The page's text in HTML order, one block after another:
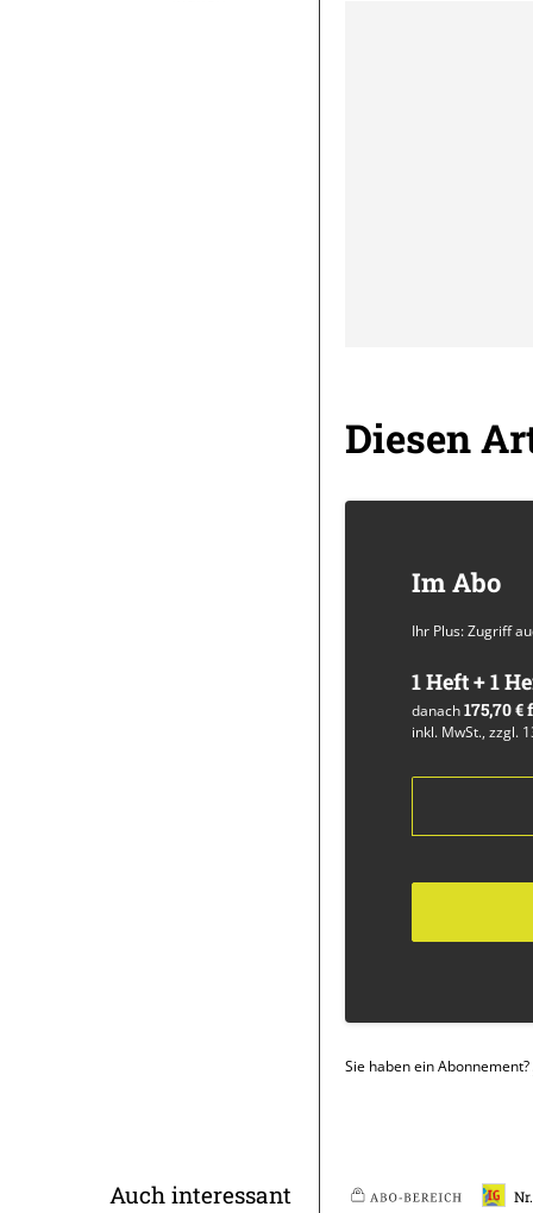
Diesen
Im Abo
Ihr Plus: Zugriff
1 Heft + 1
danach175,70
inkl. MwSt., zzgl.
Sie haben ein Abonnement?
Auch interessant